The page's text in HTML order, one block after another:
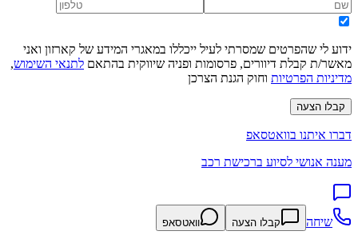
ידוע לי שהפרטים שמסרתי לעיל ייכללו במאגרי המידע של קארזון ואני
מאשר/ת קבלת דיוורים, פרסומות ופניה שיווקית בהתאם לתנאי השימוש,
מדיניות הפרטיות וחוק הגנת הצרכן
קבלו הצעה
דברו איתנו בוואטסאפ
מענה אנושי לסיוע ברכישת רכב
שיחה קבלו הצעה וואטסאפ